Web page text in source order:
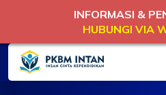
INFORMASI &
HUBUNGI VIA